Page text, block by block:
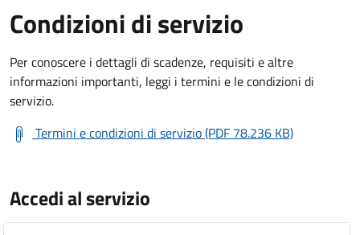
Condizioni di servizio
Per conoscere i dettagli di scadenze, requisiti e altre
informazioni importanti, leggi i termini e le condizioni di
servizio.
Termini e condizioni di servizio (PDF 78.236 KB)
Accedi al servizio